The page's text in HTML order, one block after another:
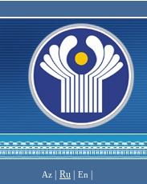
Az | Ru | En |